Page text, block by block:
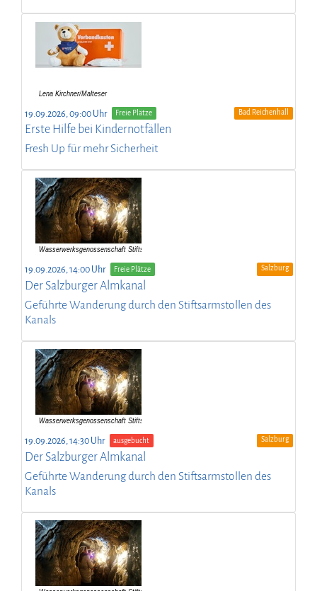
19.09.2026, 09:00 Uhr Freie Plätze Bad Reichenhall
Erste Hilfe bei Kindernotfällen
Fresh Up für mehr Sicherheit
19.09.2026, 14:00 Uhr Freie Plätze Salzburg
Der Salzburger Almkanal
Geführte Wanderung durch den Stiftsarmstollen des
Kanals
19.09.2026, 14:30 Uhr ausgebucht Salzburg
Der Salzburger Almkanal
Geführte Wanderung durch den Stiftsarmstollen des
Kanals